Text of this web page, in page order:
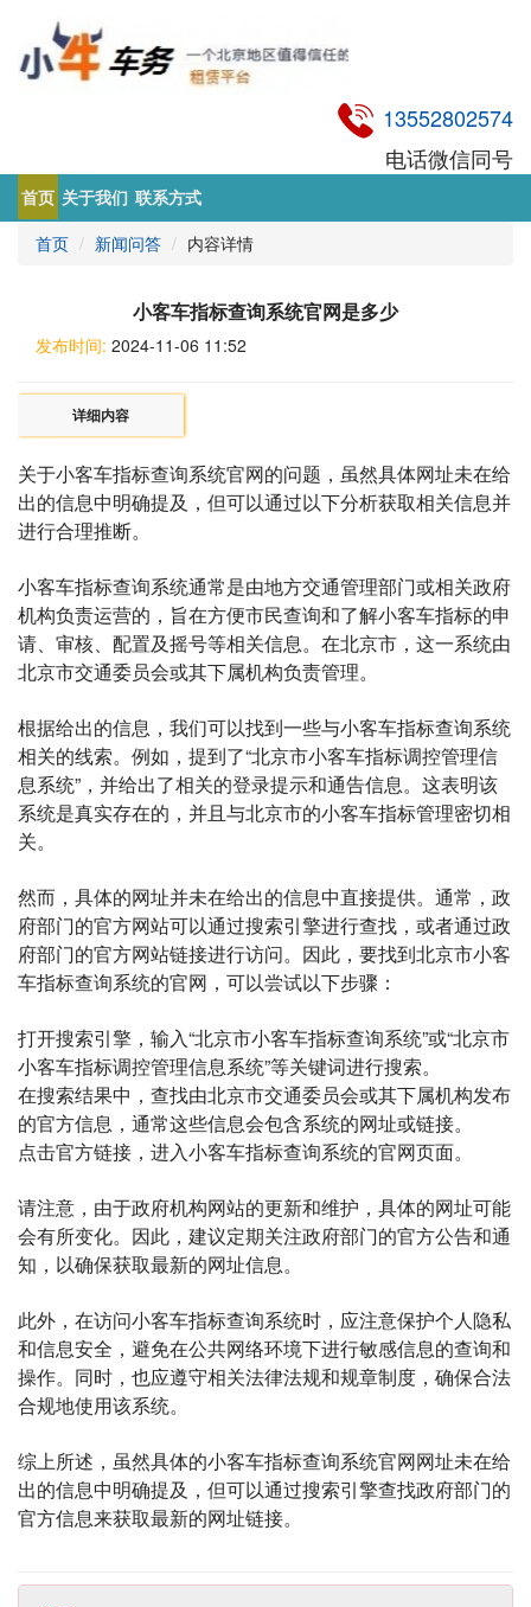
13552802574
电话微信同号
首页 关于我们 联系方式
首页
新闻问答 内容详情
小客车指标查询系统官网是多少
发布时间: 2024-11-06 11:52
详细内容
关于小客车指标查询系统官网的问题，虽然具体网址未在给
出的信息中明确提及，但可以通过以下分析获取相关信息并
进行合理推断。
小客车指标查询系统通常是由地方交通管理部门或相关政府
机构负责运营的，旨在方便市民查询和了解小客车指标的申
请、审核、配置及摇号等相关信息。在北京市，这一系统由
北京市交通委员会或其下属机构负责管理。
根据给出的信息，我们可以找到一些与小客车指标查询系统
相关的线索。例如，提到了“北京市小客车指标调控管理信
息系统”，并给出了相关的登录提示和通告信息。这表明该
系统是真实存在的，并且与北京市的小客车指标管理密切相
关。
然而，具体的网址并未在给出的信息中直接提供。通常，政
府部门的官方网站可以通过搜索引擎进行查找，或者通过政
府部门的官方网站链接进行访问。因此，要找到北京市小客
车指标查询系统的官网，可以尝试以下步骤：
打开搜索引擎，输入“北京市小客车指标查询系统”或“北京市
小客车指标调控管理信息系统”等关键词进行搜索。
在搜索结果中，查找由北京市交通委员会或其下属机构发布
的官方信息，通常这些信息会包含系统的网址或链接。
点击官方链接，进入小客车指标查询系统的官网页面。
请注意，由于政府机构网站的更新和维护，具体的网址可能
会有所变化。因此，建议定期关注政府部门的官方公告和通
知，以确保获取最新的网址信息。
此外，在访问小客车指标查询系统时，应注意保护个人隐私
和信息安全，避免在公共网络环境下进行敏感信息的查询和
操作。同时，也应遵守相关法律法规和规章制度，确保合法
合规地使用该系统。
综上所述，虽然具体的小客车指标查询系统官网网址未在给
出的信息中明确提及，但可以通过搜索引擎查找政府部门的
官方信息来获取最新的网址链接。